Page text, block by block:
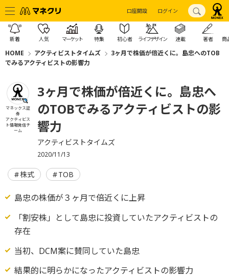
口座開設 ログイン
新着 人気 マーケット 特集 初心者 ライフデザイン 連載 著者 商
HOME アクティビストタイムズ
3ヶ月で株価が倍近くに。島忠へのTOB
でみるアクティビストの影響力
マネックス証
券
アクティビス
ト情報発信チ
ーム
3ヶ月で株価が倍近くに。島忠へ
のTOBでみるアクティビストの影
響力
アクティビストタイムズ
2020/11/13
株式 TOB
島忠の株価が３ヶ月で倍近くに上昇
「割安株」として島忠に投資していたアクティビストの
存在
当初、DCM案に賛同していた島忠
結果的に明らかになったアクティビストの影響力